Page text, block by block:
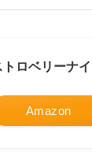
トロベリーナイ
Amazon